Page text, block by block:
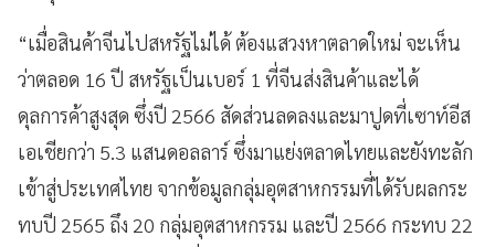
“เมื่อสินค้าจีนไปสหรัฐไม่ได้ ต้องแสวงหาตลาดใหม่ จะเห็น
ว่าตลอด 16 ปี สหรัฐเป็นเบอร์ 1 ที่จีนส่งสินค้าและได้
ดุลการค้าสูงสุด ซึ่งปี 2566 สัดส่วนลดลงและมาปูดที่เซาท์อีส
เอเชียกว่า 5.3 แสนดอลลาร์ ซึ่งมาแย่งตลาดไทยและยังทะลัก
เข้าสู่ประเทศไทย จากข้อมูลกลุ่มอุตสาหกรรมที่ได้รับผลกระ
ทบปี 2565 ถึง 20 กลุ่มอุตสาหกรรม และปี 2566 กระทบ 22